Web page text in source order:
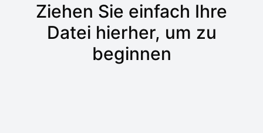
Ziehen Sie einfach Ihre
Datei hierher, um zu
beginnen